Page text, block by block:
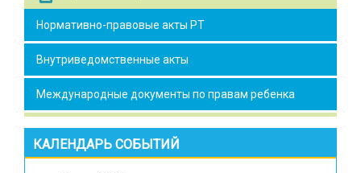
Нормативно-правовые акты РТ
Внутриведомственные акты
Международные документы по правам ребенка
КАЛЕНДАРЬ СОБЫТИЙ